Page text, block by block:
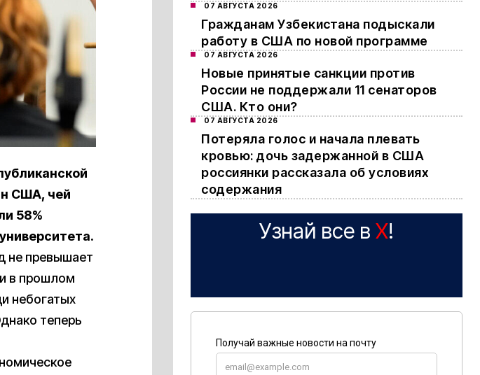
США, чей
58%
не превышает
в прошлом
небогатых
теперь
07 АВГУСТА 2026
Гражданам Узбекистана подыскали
работу в США по новой программе
07 АВГУСТА 2026
Новые принятые санкции против
России не поддержали 11 сенаторов
США. Кто они?
07 АВГУСТА 2026
Потеряла голос и начала плевать
кровью: дочь задержанной в США
россиянки рассказала об условиях
содержания
Узнай все в X!